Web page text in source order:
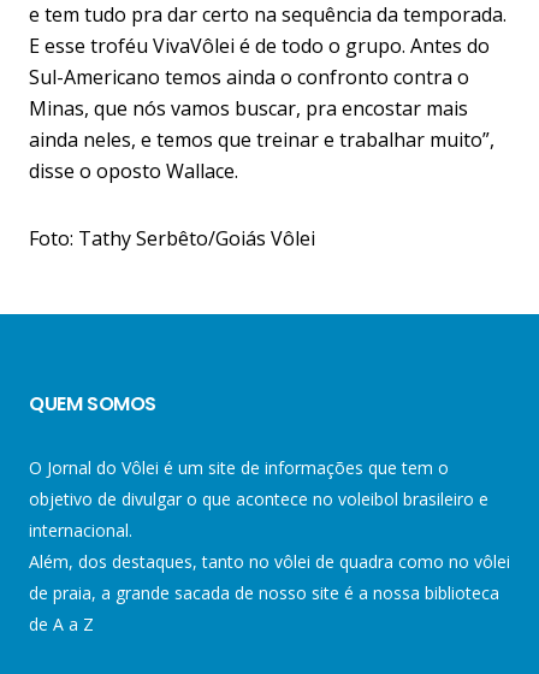
e tem tudo pra dar certo na sequência da temporada.
E esse troféu VivaVôlei é de todo o grupo. Antes do
Sul-Americano temos ainda o confronto contra o
Minas, que nós vamos buscar, pra encostar mais
ainda neles, e temos que treinar e trabalhar muito”,
disse o oposto Wallace.
Foto: Tathy Serbêto/Goiás Vôlei
QUEM SOMOS
O Jornal do Vôlei é um site de informações que tem o
objetivo de divulgar o que acontece no voleibol brasileiro e
internacional.
Além, dos destaques, tanto no vôlei de quadra como no vôlei
de praia, a grande sacada de nosso site é a nossa biblioteca
de A a Z